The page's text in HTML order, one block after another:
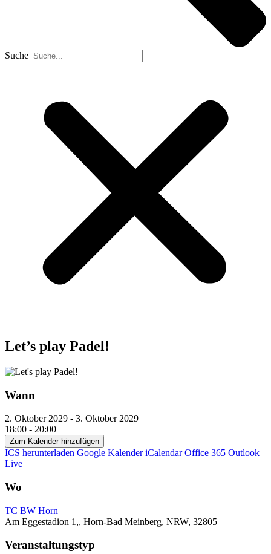
Suche
Let’s play Padel!
Wann
2. Oktober 2029 - 3. Oktober 2029
18:00 - 20:00
Zum Kalender hinzufügen
ICS herunterladen Google Kalender iCalendar Office 365 Outlook
Live
Wo
TC BW Horn
Am Eggestadion 1,, Horn-Bad Meinberg, NRW, 32805
Veranstaltungstyp